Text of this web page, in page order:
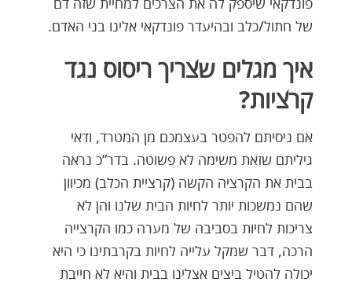
של חתול/כלב ובהיעדר פונדקאי אלינו בני האדם.
איך מגלים שצריך ריסוס נגד
קרציות?
אם ניסיתם להפטר בעצמכם מן המטרד, ודאי
גיליתם שזאת משימה לא פשוטה. בדר”כ נראה
בבית את הקרציה הקשה (קרציית הכלב) מכיוון
שהם נמשכות יותר לחיות הבית שלנו והן לא
צריכות לחיות בסביבה של מערה כמו הקרצייה
הרכה, דבר שמקל עלייה לחיות בקרבתינו כי היא
יכולה להטיל ביצים אצלינו בבית והיא לא חייבת